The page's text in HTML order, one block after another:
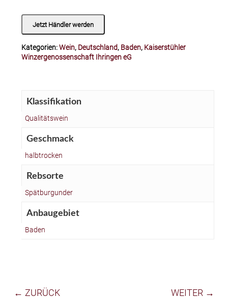
Jetzt Händler werden
Kategorien:Wein, Deutschland, Baden, Kaiserstühler
Winzergenossenschaft Ihringen eG
Klassifikation
Qualitätswein
Geschmack
halbtrocken
Rebsorte
Spätburgunder
Anbaugebiet
Baden
← ZURÜCK WEITER →